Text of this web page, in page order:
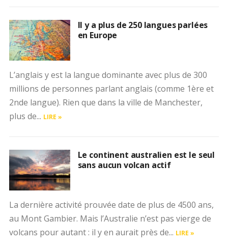
Il y a plus de 250 langues parlées
en Europe
L’anglais y est la langue dominante avec plus de 300
millions de personnes parlant anglais (comme 1ère et
2nde langue). Rien que dans la ville de Manchester,
plus de... LIRE »
Le continent australien est le seul
sans aucun volcan actif
La dernière activité prouvée date de plus de 4500 ans,
au Mont Gambier. Mais l’Australie n’est pas vierge de
volcans pour autant : il y en aurait près de... LIRE »